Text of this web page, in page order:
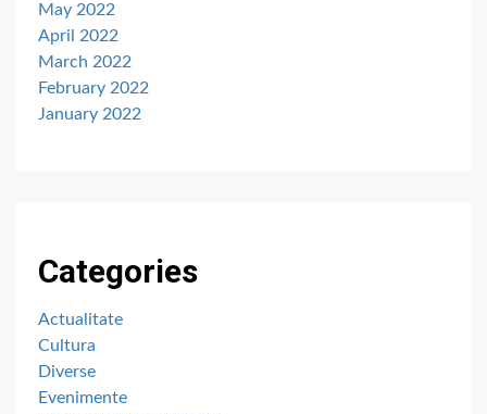
May 2022
April 2022
March 2022
February 2022
January 2022
Categories
Actualitate
Cultura
Diverse
Evenimente